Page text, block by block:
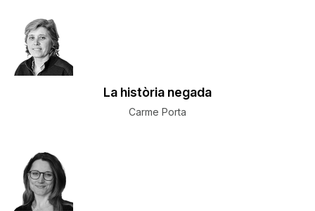
La història negada
Carme Porta